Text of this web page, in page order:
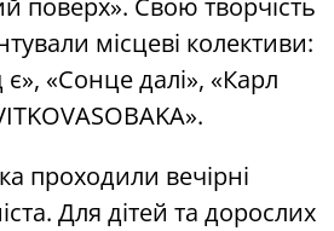
поверх». Свою творчість
місцеві колективи:
є», «Сонце далі», «Карл
проходили вечірні
Для дітей та дорослих